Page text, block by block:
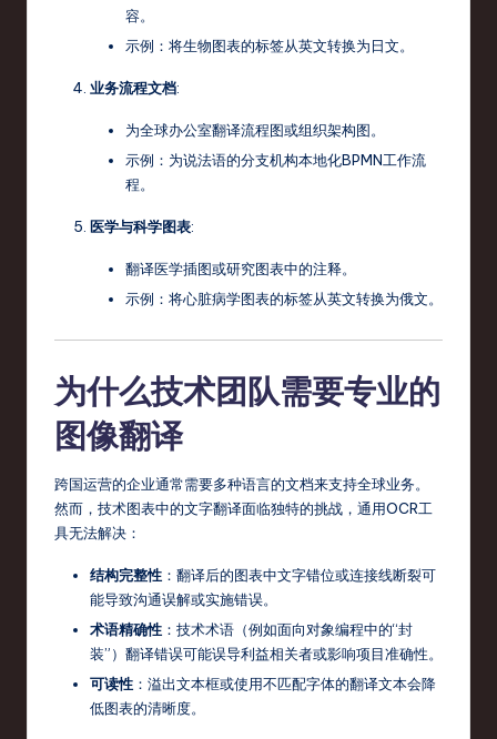
容。
示例：将生物图表的标签从英文转换为日文。
业务流程文档:
为全球办公室翻译流程图或组织架构图。
示例：为说法语的分支机构本地化BPMN工作流
程。
医学与科学图表:
翻译医学插图或研究图表中的注释。
示例：将心脏病学图表的标签从英文转换为俄文。
为什么技术团队需要专业的
图像翻译
跨国运营的企业通常需要多种语言的文档来支持全球业务。
然而，技术图表中的文字翻译面临独特的挑战，通用OCR工
具无法解决：
结构完整性 ：翻译后的图表中文字错位或连接线断裂可
能导致沟通误解或实施错误。
术语精确性 ：技术术语（例如面向对象编程中的“封
装”）翻译错误可能误导利益相关者或影响项目准确性。
可读性 ：溢出文本框或使用不匹配字体的翻译文本会降
低图表的清晰度。